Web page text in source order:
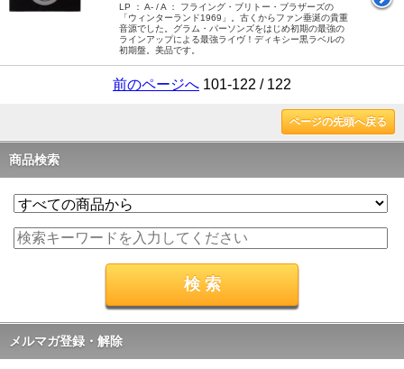
LP ： A- / A ： フライング・ブリトー・ブラザーズの
「ウィンターランド1969」。古くからファン垂涎の貴重
音源でした。グラム・パーソンズをはじめ初期の最強の
ラインアップによる最強ライヴ！ディキシー黒ラベルの
初期盤。美品です。
前のページへ 101-122 / 122
ページの先頭へ戻る
商品検索
メルマガ登録・解除